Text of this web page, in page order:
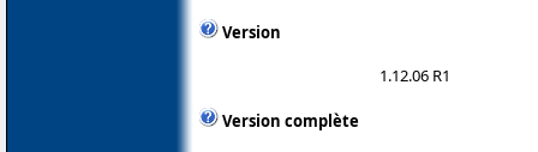
Version
1.12.06 R1
Version complète